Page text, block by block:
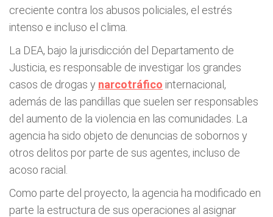
creciente contra los abusos policiales, el estrés
intenso e incluso el clima.
La DEA, bajo la jurisdicción del Departamento de
Justicia, es responsable de investigar los grandes
casos de drogas y narcotráfico internacional,
además de las pandillas que suelen ser responsables
del aumento de la violencia en las comunidades. La
agencia ha sido objeto de denuncias de sobornos y
otros delitos por parte de sus agentes, incluso de
acoso racial.
Como parte del proyecto, la agencia ha modificado en
parte la estructura de sus operaciones al asignar